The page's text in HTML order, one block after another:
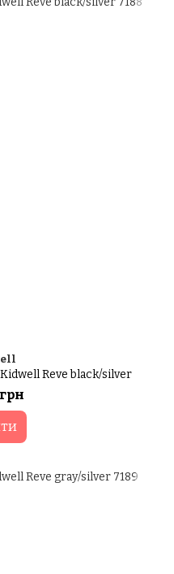
Reve black/silver